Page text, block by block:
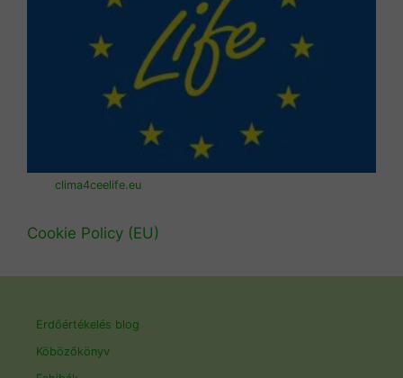
clima4ceelife.eu
Cookie Policy (EU)
Erdőértékelés blog
Köbözőkönyv